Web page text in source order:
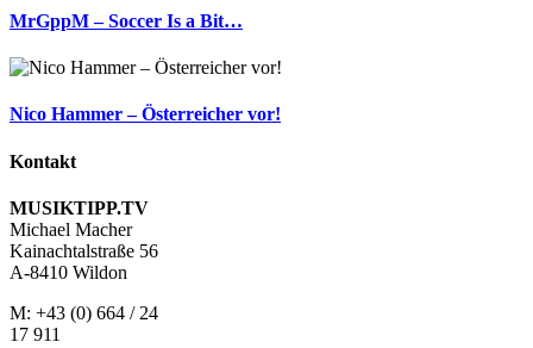
MrGppM – Soccer Is a Bit…
Nico Hammer – Österreicher vor!
Kontakt
MUSIKTIPP.TV
Michael Macher
Kainachtalstraße 56
A-8410 Wildon
M: +43 (0) 664 / 24
17 911